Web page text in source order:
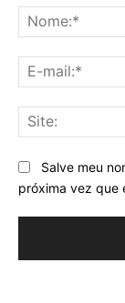
Salve meu
próxima vez que